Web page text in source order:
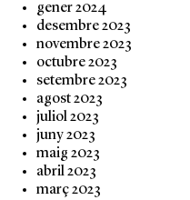
gener 2024
desembre 2023
novembre 2023
octubre 2023
setembre 2023
agost 2023
juliol 2023
juny 2023
maig 2023
abril 2023
març 2023